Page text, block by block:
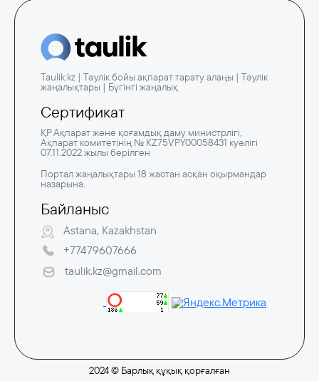
Taulik.kz | Тәулік бойы ақпарат тарату алаңы | Тәулік
жаңалықтары | Бүгінгі жаңалық
Сертификат
ҚР Ақпарат және қоғамдық даму министрлігі,
Ақпарат комитетінің № KZ75VPY00058431 куәлігі
07.11.2022 жылы берілген
Портал жаңалықтары 18 жастан асқан оқырмандар
назарына.
Байланыс
Astana, Kazakhstan
+77479607666
taulik.kz@gmail.com
2024 © Барлық құқық қорғалған